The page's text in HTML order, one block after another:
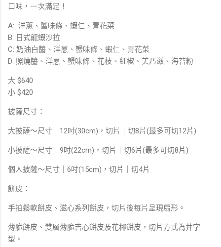
口味，一次滿足！
A: 洋蔥、蟹味條、蝦仁、青花菜
B: 日式龍蝦沙拉
C: 奶油白醬、洋蔥、蟹味條、蝦仁、青花菜
D: 照燒醬、洋蔥、蟹味條、花枝、紅椒、美乃滋、海苔粉
大 $640
小 $420
披薩尺寸：
大披薩～尺寸｜12吋(30cm)，切片｜切8片(最多可切12片)
小披薩～尺寸｜9吋(22cm)，切片｜切6片(最多可切8片)
個人披薩～尺寸｜6吋(15cm)，切片｜切4片
餅皮：
手拍鬆軟餅皮、滋心系列餅皮，切片後每片呈現扇形。
薄脆餅皮、雙層薄脆吉心餅皮及花椰餅皮，切片方式為井字
型。